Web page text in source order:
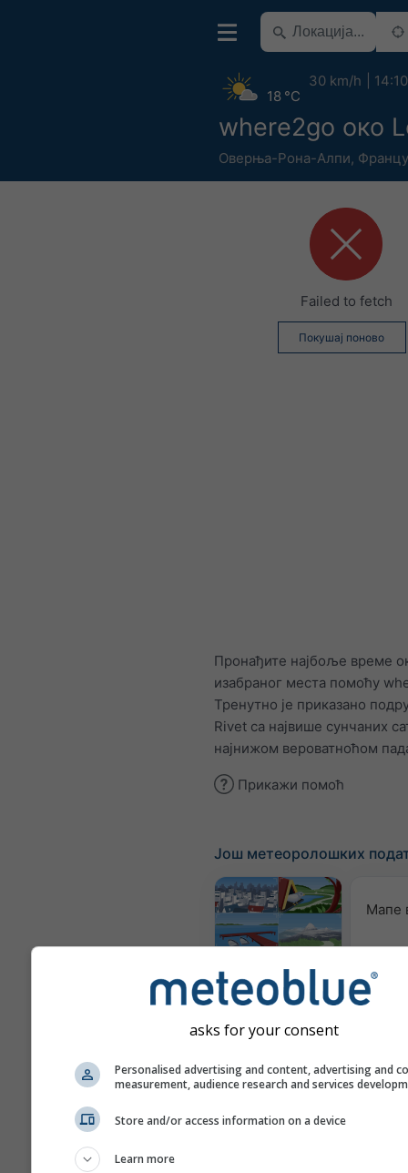
where2go око
Оверња-Рона-Алпи,
18 °C
30 km/h 14:10
Failed to fetch
Покушај поново
Пронађите најбоље време
изабраног места помоћу
Тренутно је приказано
Rivet са највише сунчаних
најнижом вероватноћом
Прикажи помоћ
Још метеоролошких
Webcams
Мапе
Метеограми
asks for your consent
Personalised advertising and content, advertising and
measurement, audience research and services
Store and/or access information on a device
Learn more